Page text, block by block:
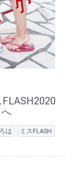
は
ミスFLASH